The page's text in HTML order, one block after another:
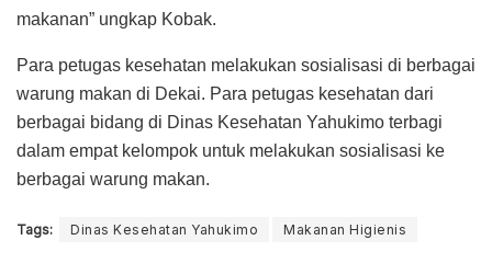
makanan” ungkap Kobak.
Para petugas kesehatan melakukan sosialisasi di berbagai
warung makan di Dekai. Para petugas kesehatan dari
berbagai bidang di Dinas Kesehatan Yahukimo terbagi
dalam empat kelompok untuk melakukan sosialisasi ke
berbagai warung makan.
Tags: Dinas Kesehatan Yahukimo Makanan Higienis